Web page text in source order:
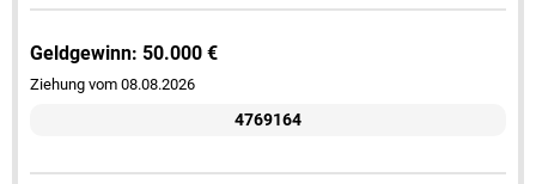
Geldgewinn: 50.000 €
Ziehung vom 08.08.2026
4769164